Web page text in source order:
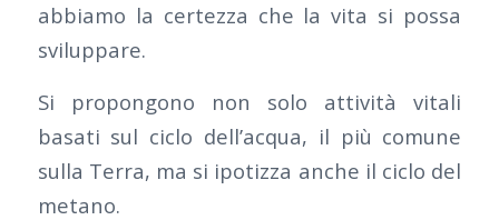
abbiamo la certezza che la vita si possa
sviluppare.
Si propongono non solo attività vitali
basati sul ciclo dell’acqua, il più comune
sulla Terra, ma si ipotizza anche il ciclo del
metano.